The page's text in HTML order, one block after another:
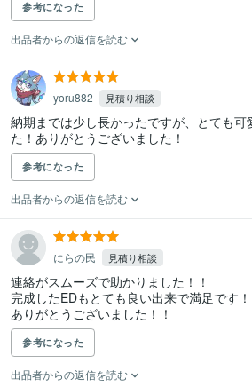
参考になった
出品者からの返信を読む
yoru882 見積り相談
納期までは少し長かったですが、とても可
た！ありがとうございました！
参考になった
出品者からの返信を読む
にらの民 見積り相談
連絡がスムーズで助かりました！！
完成したEDもとても良い出来で満足です！
ありがとうございました！！
参考になった
出品者からの返信を読む